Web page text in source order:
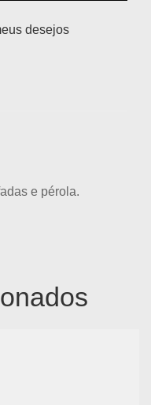
desejos
e pérola.